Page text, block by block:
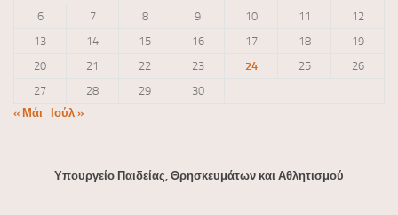
6
7 8 9 10 11
12
13
14 15 16 17 18
19
20
21 22 23 24 25
26
27
28 29
30
« Μάι
Ιούλ »
Υπουργείο Παιδείας, Θρησκευμάτων και Αθλητισμού